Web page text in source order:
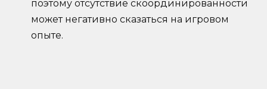
поэтому отсутствие скоординированности
может негативно сказаться на игровом
опыте.